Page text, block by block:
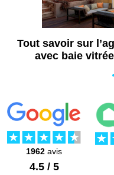
Tout savoir sur
avec baie
1962 avis
4.5 / 5